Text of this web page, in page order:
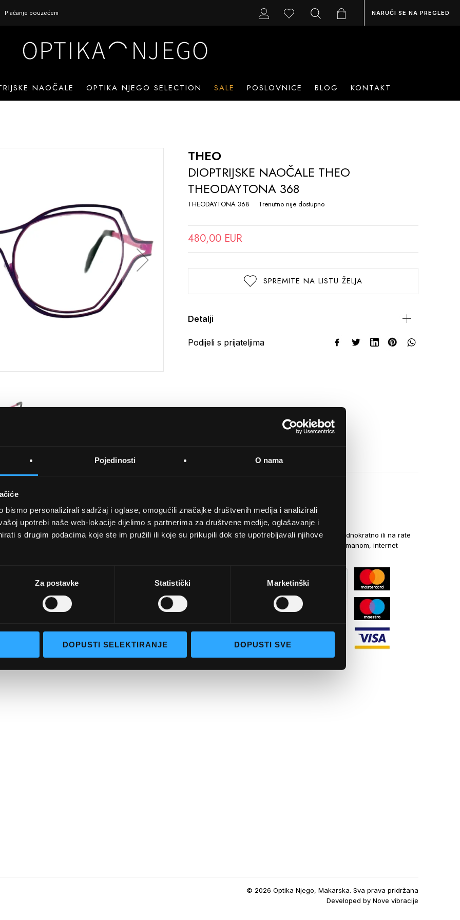
Pojedinosti O nama
bismo personalizirali sadržaj i oglase, omogućili značajke društvenih medija i analizirali
upotrebi naše web-lokacije dijelimo s partnerima za društvene medije, oglašavanje i
s drugim podacima koje ste im pružili ili koje su prikupili dok ste upotrebljavali njihove
Za postavke Statistički Marketinški
DOPUSTI SELEKTIRANJE DOPUSTI SVE
Plaćanje pouzećem NARUČI SE NA PREGLED
NAOČALE OPTIKA NJEGO SELECTION SALE POSLOVNICE BLOG KONTAKT
THEO
DIOPTRIJSKE NAOČALE THEO
THEODAYTONA 368
THEODAYTONA 368 Trenutno nije dostupno
480,00 EUR
SPREMITE NA LISTU ŽELJA
Detalji
Podijeli s prijateljima
selection
UVJETI KUPNJE
Opći uvjeti poslovanja
Napredno pretraživanje
Narudžbe i povrati
NAČINI PLAĆANJA
Kreditnim karticama jednokratno ili na rate
općom uplatnicom, virmanom, internet
© 2026 Optika Njego, Makarska. Sva prava pridržana
Developed byNove vibracije